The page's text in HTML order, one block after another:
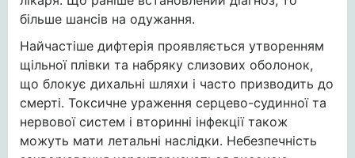
більше шансів на одужання.
Найчастіше дифтерія проявляється утворенням
щільної плівки та набряку слизових оболонок,
що блокує дихальні шляхи і часто призводить до
смерті. Токсичне ураження серцево-судинної та
нервової систем і вторинні інфекції також
можуть мати летальні наслідки. Небезпечність